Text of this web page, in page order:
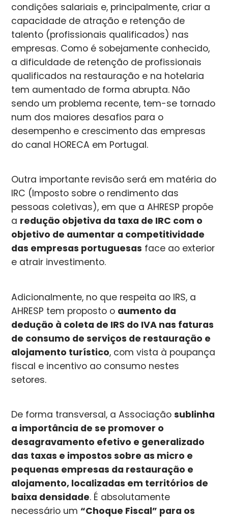
condições salariais e, principalmente, criar a
capacidade de atração e retenção de
talento (profissionais qualificados) nas
empresas. Como é sobejamente conhecido,
a dificuldade de retenção de profissionais
qualificados na restauração e na hotelaria
tem aumentado de forma abrupta. Não
sendo um problema recente, tem-se tornado
num dos maiores desafios para o
desempenho e crescimento das empresas
do canal HORECA em Portugal.
Outra importante revisão será em matéria do
IRC (Imposto sobre o rendimento das
pessoas coletivas), em que a AHRESP propõe
a redução objetiva da taxa de IRC com o
objetivo de aumentar a competitividade
das empresas portuguesas face ao exterior
e atrair investimento.
Adicionalmente, no que respeita ao IRS, a
AHRESP tem proposto o aumento da
dedução à coleta de IRS do IVA nas faturas
de consumo de serviços de restauração e
alojamento turístico, com vista à poupança
fiscal e incentivo ao consumo nestes
setores.
De forma transversal, a Associaçãosublinha
a importância de se promover o
desagravamento efetivo e generalizado
das taxas e impostos sobre as micro e
pequenas empresas da restauração e
alojamento, localizadas em territórios de
baixa densidade. É absolutamente
necessário um“Choque Fiscal” para os